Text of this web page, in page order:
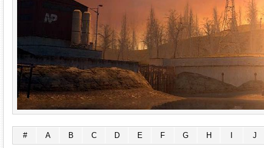
# A B C D E F G H J